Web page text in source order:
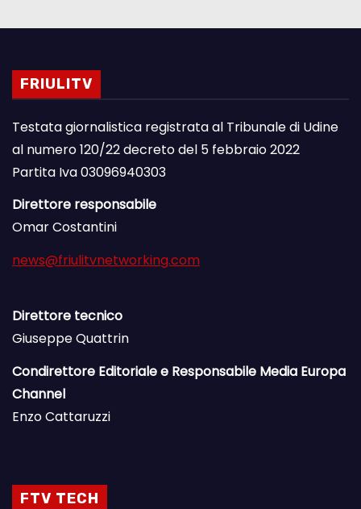
FRIULITV
Testata giornalistica registrata al Tribunale di Udine
al numero 120/22 decreto del 5 febbraio 2022
Partita Iva 03096940303
Direttore responsabile
Omar Costantini
news@friulitvnetworking.com
Direttore tecnico
Giuseppe Quattrin
Condirettore Editoriale e Responsabile Media Europa
Channel
Enzo Cattaruzzi
FTV TECH